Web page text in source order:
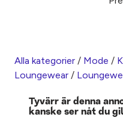
Alla kategorier / Mode /
Loungewear /
Tyvärr är denna
kanske ser nåt du